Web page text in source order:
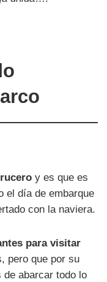
y es que es
el día de embarque
con la naviera.
para visitar
pero que por su
de abarcar todo lo